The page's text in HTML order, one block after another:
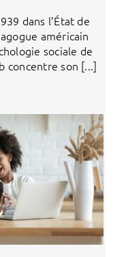
dans l’État de
américain
sociale de
concentre son [...]